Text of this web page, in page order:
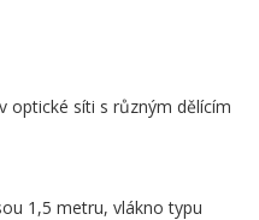
optické síti s různým dělícím
1,5 metru, vlákno typu